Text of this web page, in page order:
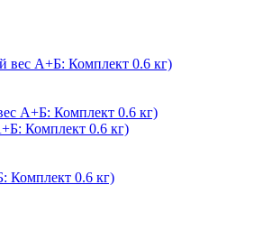
А+Б: Комплект 0.6 кг)
Комплект 0.6 кг)